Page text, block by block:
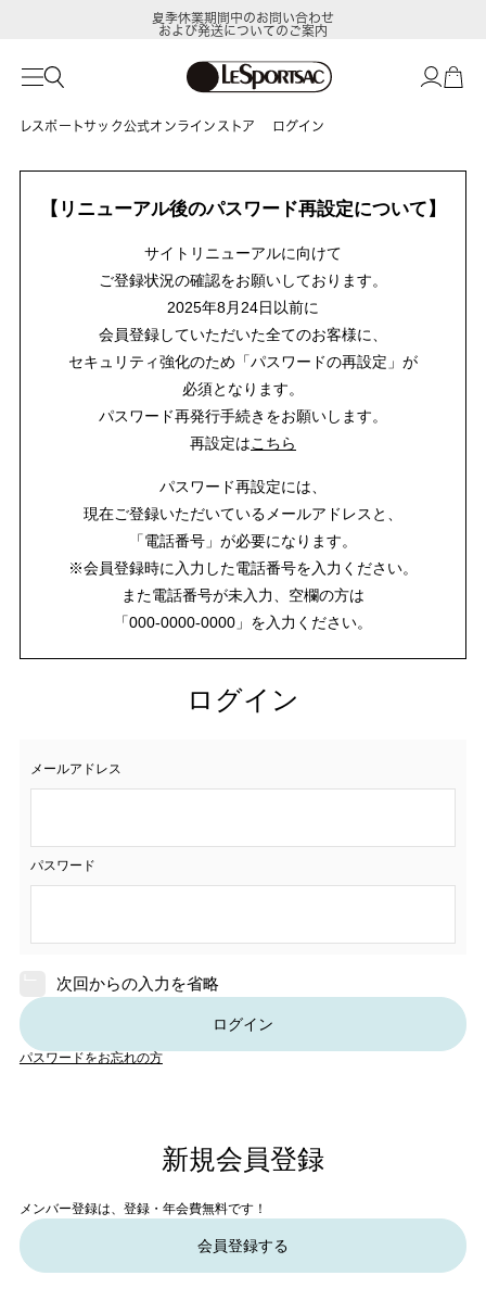
夏季休業期間中のお問い合わせ
および発送についてのご案内
レスポートサック公式オンラインストア ログイン
【リニューアル後のパスワード再設定について】
サイトリニューアルに向けて
ご登録状況の確認をお願いしております。
2025年8月24日以前に
会員登録していただいた全てのお客様に、
セキュリティ強化のため「パスワードの再設定」が
必須となります。
パスワード再発行手続きをお願いします。
再設定はこちら
パスワード再設定には、
現在ご登録いただいているメールアドレスと、
「電話番号」が必要になります。
※会員登録時に入力した電話番号を入力ください。
また電話番号が未入力、空欄の方は
「000-0000-0000」を入力ください。
ログイン
メールアドレス
パスワード
次回からの入力を省略
ログイン
パスワードをお忘れの方
新規会員登録
メンバー登録は、登録・年会費無料です！
会員登録する